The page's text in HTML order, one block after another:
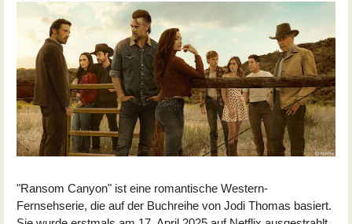
"Ransom Canyon" ist eine romantische Western-
Fernsehserie, die auf der Buchreihe von Jodi Thomas basiert.